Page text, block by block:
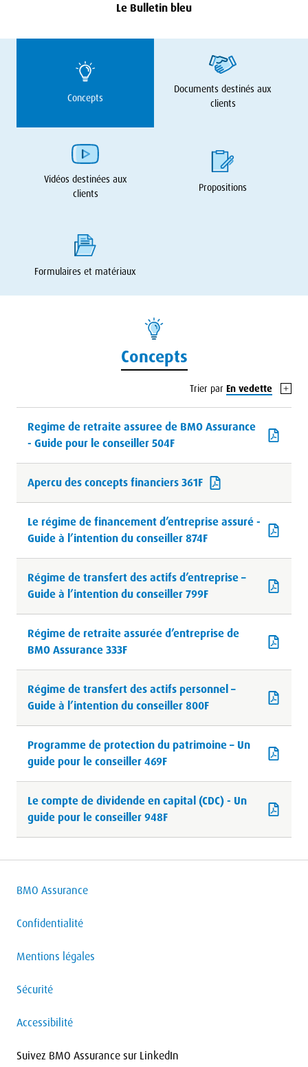
Le Bulletin bleu
Concepts
Documents destinés aux
clients
Vidéos destinées aux
clients
Propositions
Formulaires et matériaux
Concepts
Trier par En vedette
Regime de retraite assuree de BMO Assurance
- Guide pour le conseiller 504F
Apercu des concepts financiers 361F
Le régime de financement d’entreprise assuré -
Guide à l’intention du conseiller 874F
Régime de transfert des actifs d’entreprise –
Guide à l’intention du conseiller 799F
Régime de retraite assurée d’entreprise de
BMO Assurance 333F
Régime de transfert des actifs personnel –
Guide à l’intention du conseiller 800F
Programme de protection du patrimoine – Un
guide pour le conseiller 469F
Le compte de dividende en capital (CDC) - Un
guide pour le conseiller 948F
BMO Assurance
Confidentialité
Mentions légales
Sécurité
Accessibilité
Suivez BMO Assurance sur LinkedIn